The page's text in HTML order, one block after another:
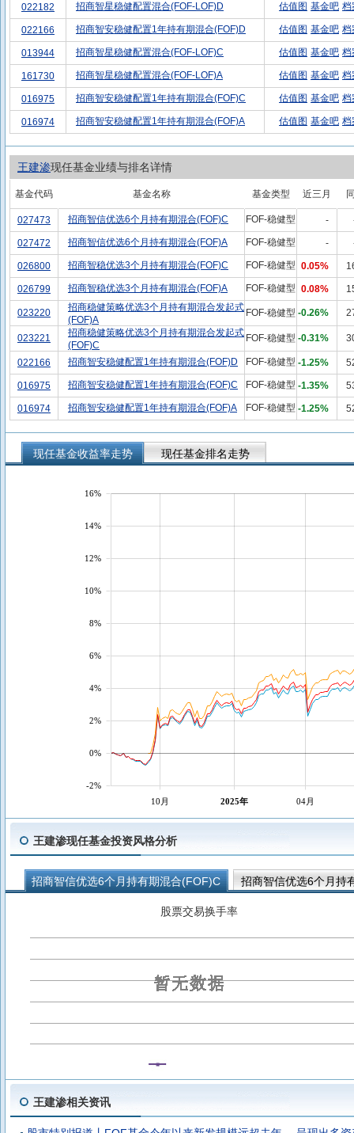
022182 招商智星稳健配置混合(FOF-LOF)D 估值图 基金吧 档
022166 招商智安稳健配置1年持有期混合(FOF)D 估值图 基金吧 档
013944 招商智星稳健配置混合(FOF-LOF)C 估值图 基金吧 档
161730 招商智星稳健配置混合(FOF-LOF)A 估值图 基金吧 档
016975 招商智安稳健配置1年持有期混合(FOF)C 估值图 基金吧 档
016974 招商智安稳健配置1年持有期混合(FOF)A 估值图 基金吧 档
王建渗现任基金业绩与排名详情
基金代码 基金名称 基金类型 近三月
027473 招商智信优选6个月持有期混合(FOF)C FOF-稳健型 -
027472 招商智信优选6个月持有期混合(FOF)A FOF-稳健型 -
026800 招商智稳优选3个月持有期混合(FOF)C FOF-稳健型 0.05%
026799 招商智稳优选3个月持有期混合(FOF)A FOF-稳健型 0.08%
023220
招商稳健策略优选3个月持有期混合发起式
(FOF)A
FOF-稳健型 -0.26%
023221
招商稳健策略优选3个月持有期混合发起式
(FOF)C
FOF-稳健型 -0.31%
022166 招商智安稳健配置1年持有期混合(FOF)D FOF-稳健型 -1.25%
016975 招商智安稳健配置1年持有期混合(FOF)C FOF-稳健型 -1.35%
016974 招商智安稳健配置1年持有期混合(FOF)A FOF-稳健型 -1.25%
现任基金收益率走势 现任基金排名走势
10月 2025年 04月
-2%
0%
2%
4%
6%
8%
10%
12%
14%
16%
王建渗现任基金投资风格分析
招商智信优选6个月持有期混合(FOF)C
招商智信优选6个月持
招商智稳优选3个月持有期混合(FOF)A
股票交易换手率
王建渗相关资讯